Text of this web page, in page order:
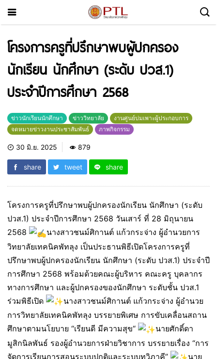
โครงการครูที่ปรึกษาพบผู้ปกครอง
นักเรียน นักศึกษา (ระดับ ปวส.1)
ประจำปีการศึกษา 2568
ข่าวนักเรียนนักศึกษา ข่าววิทยาลัย
งานศูนย์บ่มเพาะผู้ประกอบการ
จดหมายข่าวงานประชาสัมพันธ์
ภาพกิจกรรม
30 มิ.ย. 2025 879
share tweet share
โครงการครูที่ปรึกษาพบผู้ปกครองนักเรียน นักศึกษา (ระดับ
ปวส.1) ประจำปีการศึกษา 2568 วันเสาร์ ที่ 28 มิถุนายน
2568
นางสาวชนม์ศิกานต์ แก้วกระจ่าง ผู้อำนวยการ
วิทยาลัยเทคนิคพัทลุง เป็นประธานพิธีเปิดโครงการครูที่
ปรึกษาพบผู้ปกครองนักเรียน นักศึกษา (ระดับ ปวส.1) ประจำปี
การศึกษา 2568 พร้อมด้วยคณะผู้บริหาร คณะครู บุคลากร
ทางการศึกษา และผู้ปกครองของนักศึกษา ระดับชั้น ปวส.1
ร่วมพิธีเปิด
นางสาวชนม์ศิกานต์ แก้วกระจ่าง ผู้อำนวย
การวิทยาลัยเทคนิคพัทลุง บรรยายพิเศษ การขับเคลื่อนสถาน
ศึกษาตามนโยบาย “เรียนดี มีความสุข“
นายศักดิ์ดา
มูสิกนิลพันธ์ รองผู้อำนวยการฝ่ายวิชาการ บรรยายเรื่อง “การ
จัดการเรียนการสอนระบบปกติและระบบทวิภาคี”
นาย